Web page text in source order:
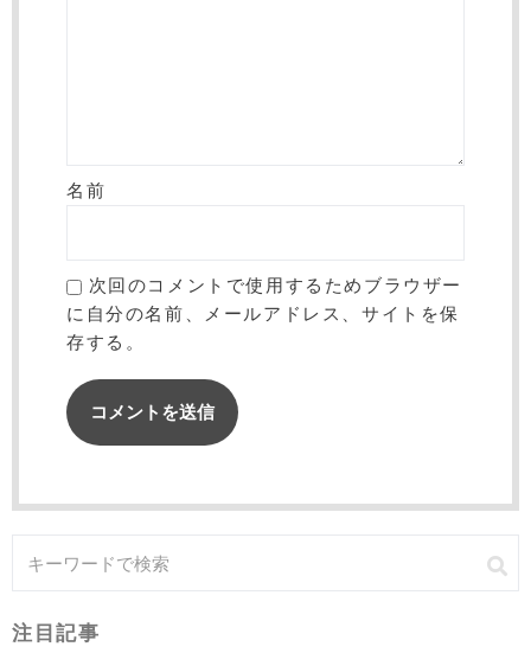
名前
次回のコメントで使用するためブラウザー
に自分の名前、メールアドレス、サイトを保
存する。
注目記事